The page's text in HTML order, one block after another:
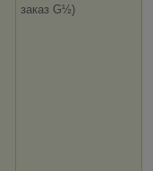
заказ G½)